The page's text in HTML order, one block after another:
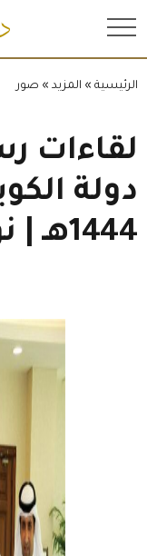
الرئيسية » المزيد » صور
لقاءات
دولة
1444هـ | نوفمبر 2022م